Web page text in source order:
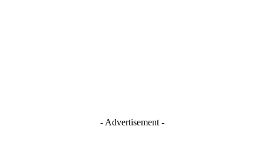
- Advertisement -